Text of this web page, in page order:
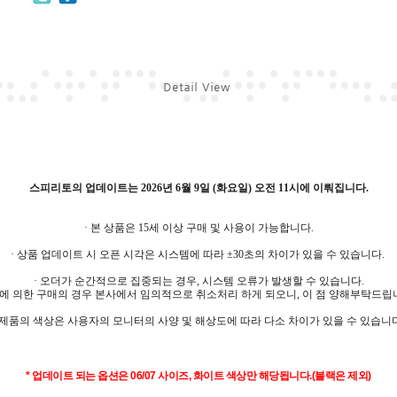
스피리토의 업데이트는 2026년 6월 9일 (화요일) 오전 11시에 이뤄집니다.
· 본 상품은 15세 이상 구매 및 사용이 가능합니다.
· 상품 업데이트 시 오픈 시각은 시스템에 따라 ±30초의 차이가 있을 수 있습니다.
· 오더가 순간적으로 집중되는 경우, 시스템 오류가 발생할 수 있습니다.
의한 구매의 경우 본사에서 임의적으로 취소처리 하게 되오니, 이 점 양해부탁드립
품의 색상은 사용자의 모니터의 사양 및 해상도에 따라 다소 차이가 있을 수 있습니
* 업데이트 되는 옵션은 06/07 사이즈, 화이트 색상만 해당됩니다.(블랙은 제외)